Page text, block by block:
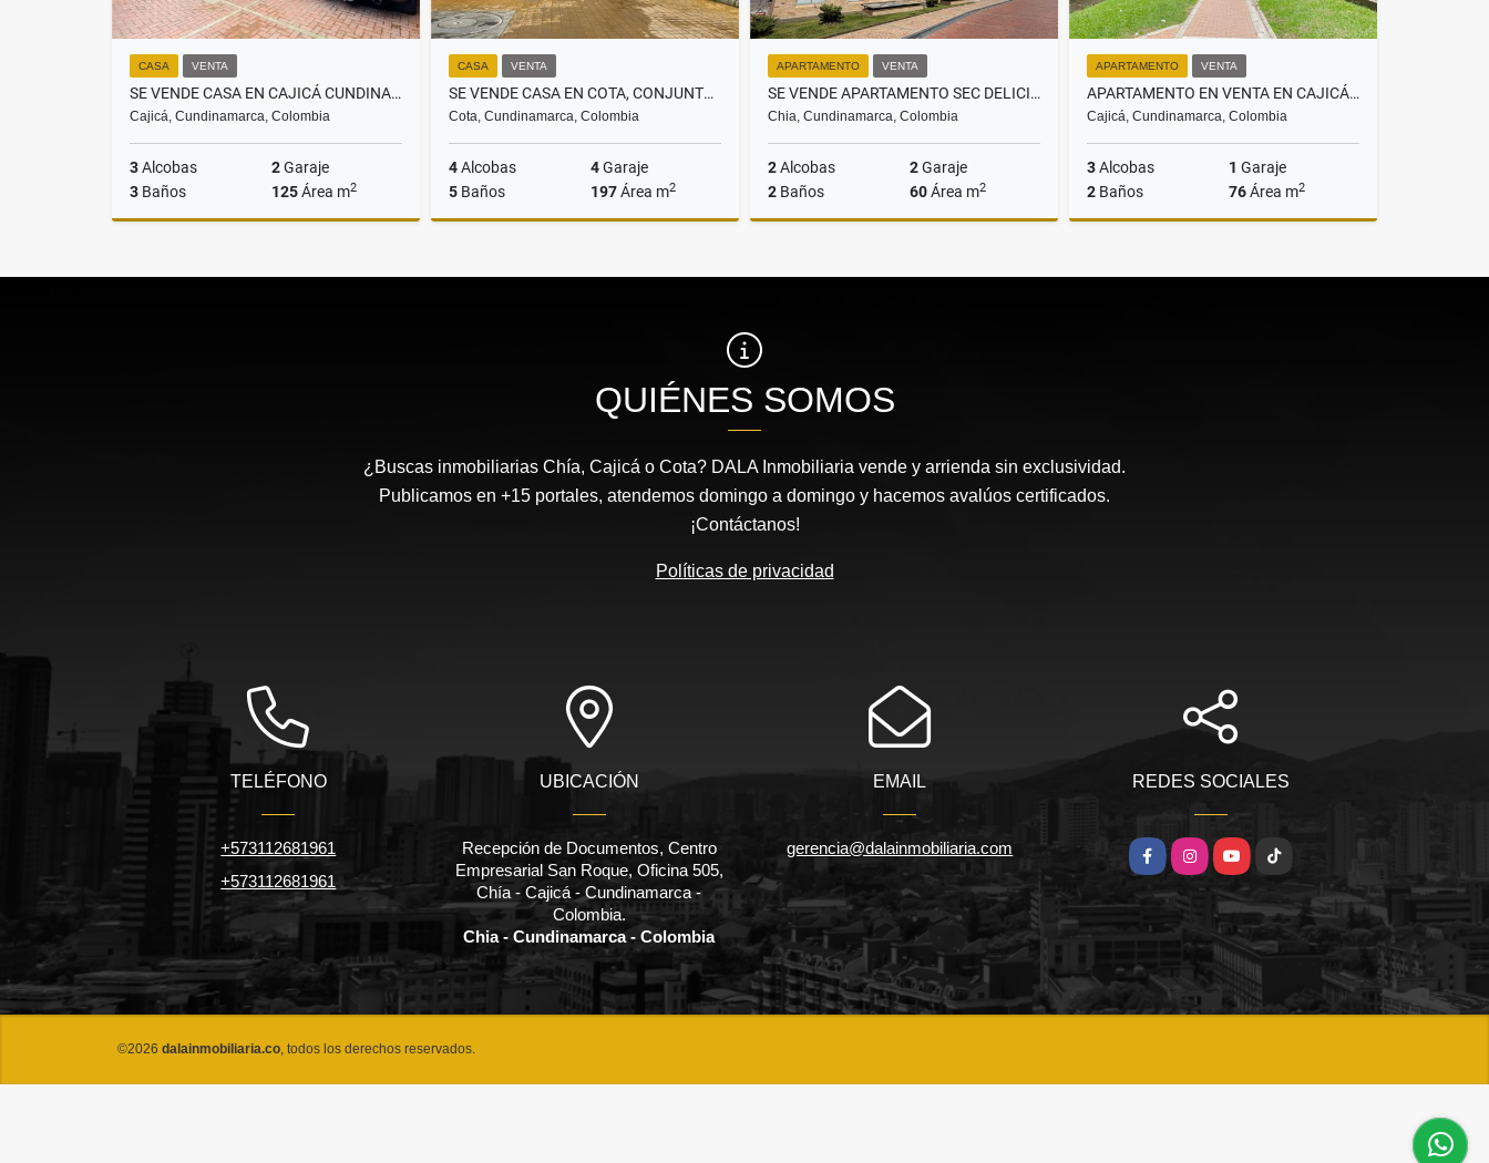
CASA VENTA
SE VENDE CASA EN CAJICÁ CUNDINAMARCA. INMOBILIARIAS CAJICÁ
Cajicá, Cundinamarca, Colombia
3Alcobas 2Garaje
3 Baños 125Área m2
$979.900.000
CASA VENTA
SE VENDE CASA EN COTA, CONJUNTO PALO DE AGUA, INMOBILIARIAS COTA
Cota, Cundinamarca, Colombia
4Alcobas 4Garaje
5 Baños 197Área m2
$1.699.900.000
APARTAMENTO VENTA
SE VENDE APARTAMENTO SEC DELICIAS EN CHIA. INMOBILIARIAS CHÍA
Chia, Cundinamarca, Colombia
2Alcobas 2Garaje
2 Baños 60Área m2
$339.900.000
APARTAMENTO VENTA
APARTAMENTO EN VENTA EN CAJICÁ CENTRO. INMOBILIARIAS CAJICÁ
Cajicá, Cundinamarca, Colombia
3Alcobas 1 Garaje
2 Baños 76Área m2
$389.900.000
QUIÉNES SOMOS
¿Buscas inmobiliarias Chía, Cajicá o Cota? DALA Inmobiliaria vende y arrienda sin exclusividad.
Publicamos en +15 portales, atendemos domingo a domingo y hacemos avalúos certificados.
¡Contáctanos!
Políticas de privacidad
TELÉFONO
+573112681961
+573112681961
UBICACIÓN
Recepción de Documentos, Centro
Empresarial San Roque, Oficina 505,
Chía - Cajicá - Cundinamarca -
Colombia.
Chia - Cundinamarca - Colombia
EMAIL
gerencia@dalainmobiliaria.com
REDES SOCIALES
FacebookInstagramYouTube
TikTok
©2026 dalainmobiliaria.co, todos los derechos reservados.